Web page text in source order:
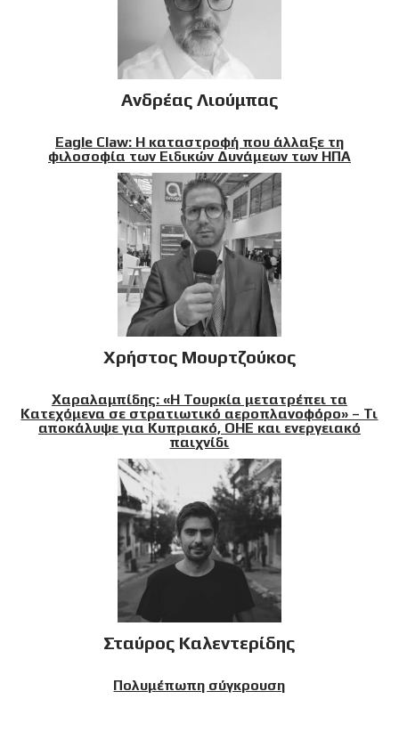
Ανδρέας Λιούμπας
Eagle Claw: Η καταστροφή που άλλαξε τη
φιλοσοφία των Ειδικών Δυνάμεων των ΗΠΑ
Χρήστος Μουρτζούκος
Χαραλαμπίδης: «Η Τουρκία μετατρέπει τα
Κατεχόμενα σε στρατιωτικό αεροπλανοφόρο» – Τι
αποκάλυψε για Κυπριακό, ΟΗΕ και ενεργειακό
παιχνίδι
Σταύρος Καλεντερίδης
Πολυμέπωπη σύγκρουση